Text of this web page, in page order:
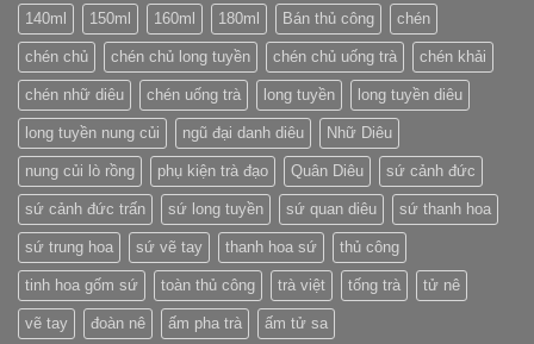
nổi
của
Trung
Quốc
140ml 150ml 160ml 180ml Bán thủ công chén
chén chủ chén chủ long tuyền chén chủ uống trà chén khải
chén nhữ diêu chén uống trà long tuyền long tuyền diêu
long tuyền nung củi ngũ đại danh diêu Nhữ Diêu
nung củi lò rồng phụ kiện trà đạo Quân Diêu sứ cảnh đức
sứ cảnh đức trấn sứ long tuyền sứ quan diêu sứ thanh hoa
sứ trung hoa sứ vẽ tay thanh hoa sứ thủ công
tinh hoa gốm sứ toàn thủ công trà việt tống trà tử nê
vẽ tay đoàn nê ấm pha trà ấm tử sa